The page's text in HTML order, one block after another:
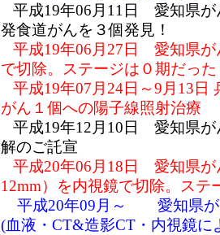
平成19年06月11日 愛知県が
発食道がんを３個発見！
平成19年06月27日 愛知県が
で切除。ステージは０期だった
平成19年07月24日～9月13日
がん１個への陽子線照射治療
平成19年12月10日 愛知県が
解のご託宣
平成20年06月18日 愛知県が
12mm）を内視鏡で切除。ステ
平成20年09月～ 愛知県が
(血液・CT&造影CT・内視鏡に